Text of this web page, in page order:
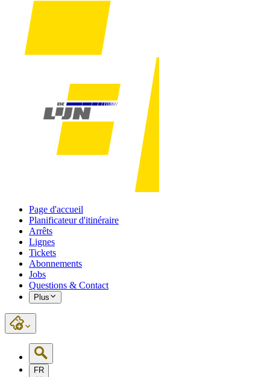
Page d'accueil
Planificateur d'itinéraire
Arrêts
Lignes
Tickets
Abonnements
Jobs
Questions & Contact
Plus
FR